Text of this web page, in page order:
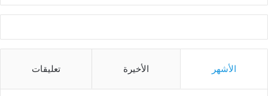
الأشهر الأخيرة تعليقات